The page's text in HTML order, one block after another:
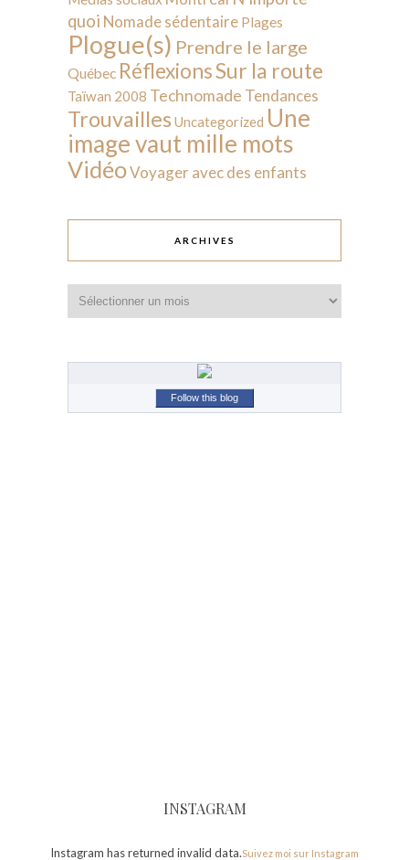
quoi Nomade sédentaire Plages
Plogue(s) Prendre le large
Québec RéflexionsSur la route
Taïwan 2008 Technomade Tendances
Trouvailles Uncategorized Une
image vaut mille mots
VidéoVoyager avec des enfants
ARCHIVES
Follow this blog
INSTAGRAM
Instagram has returned invalid data.Suivez moi sur Instagram